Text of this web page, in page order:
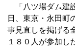
「八ツ場ダム建
日、東京・永田町
事見直しを掲げる
１８０人が参加し